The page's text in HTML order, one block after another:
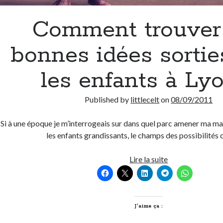
Comment
bonnes idées
les enfants à
Published by littlecelton08/09/2011
Si à une époque je m’interrogeais sur dans quel parc amener ma
les enfants grandissants, le champs des possibilités
Lire la suiteComment
trouver
des
J’aime ça :